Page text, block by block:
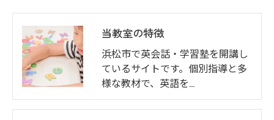
当教室の特徴
浜松市で英会話・学習塾を開講し
ているサイトです。個別指導と多
様な教材で、英語を…